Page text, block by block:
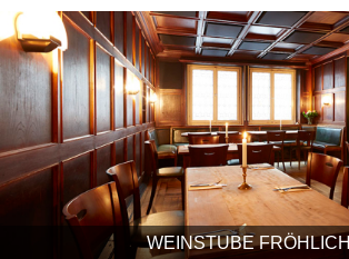
WEINSTUBE FRÖHLICH